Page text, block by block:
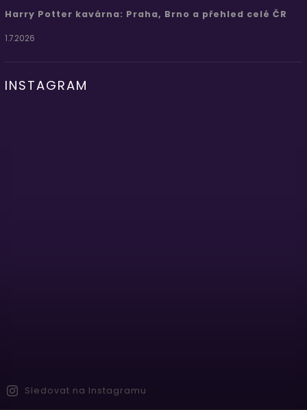
Harry Potter kavárna: Praha, Brno a přehled celé ČR
1.7.2026
INSTAGRAM
Sledovat na Instagramu